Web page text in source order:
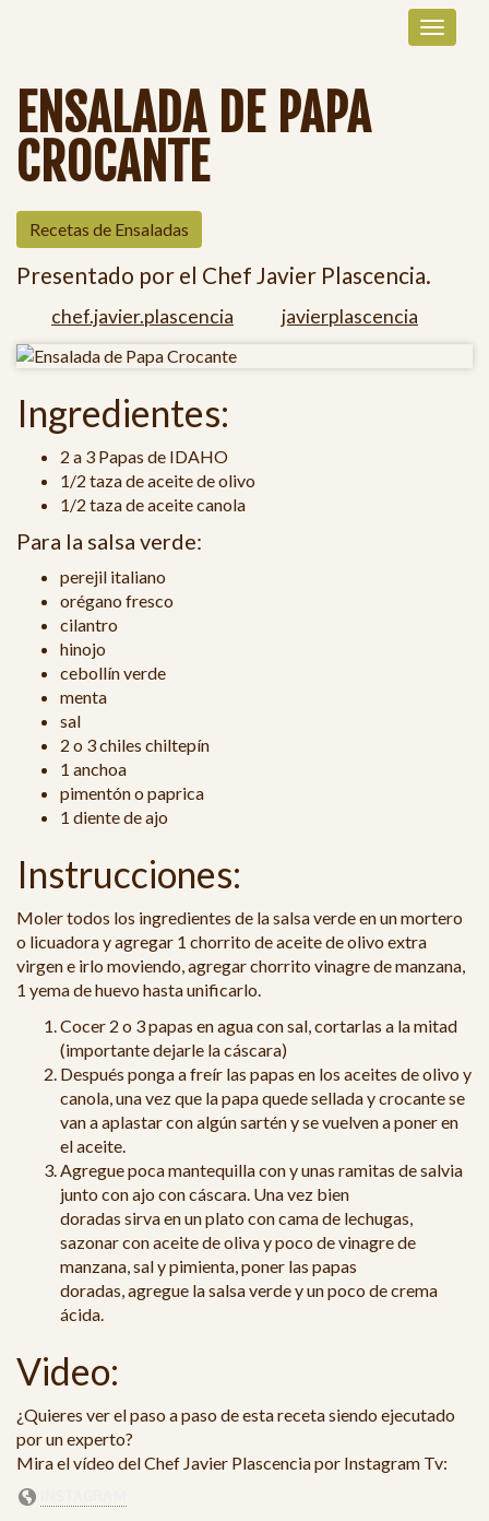
ENSALADA DE PAPA
CROCANTE
Recetas de Ensaladas
Presentado por el Chef Javier Plascencia.
chef.javier.plascencia javierplascencia
Ingredientes:
2 a 3 Papas de IDAHO
1/2 taza de aceite de olivo
1/2 taza de aceite canola
Para la salsa verde:
perejil italiano
orégano fresco
cilantro
hinojo
cebollín verde
menta
sal
2 o 3 chiles chiltepín
1 anchoa
pimentón o paprica
1 diente de ajo
Instrucciones:
Moler todos los ingredientes de la salsa verde en un mortero
o licuadora y agregar 1 chorrito de aceite de olivo extra
virgen e irlo moviendo, agregarchorritovinagre de manzana,
1 yema de huevohasta unificarlo.
Cocer 2 o 3 papas en agua con sal, cortarlas a la mitad
(importante dejarle la cáscara)
Después ponga afreír las papas en los aceites de olivo y
canola, una vez que la papa quede sellada y crocantese
van a aplastar con algún sartén y se vuelven a poner en
el aceite.
Agreguepoca mantequilla con y unas ramitas de salvia
junto con ajo concáscara. Una vez bien
doradas sirvaen un plato con cama de lechugas,
sazonar con aceite de oliva y poco de vinagre de
manzana, sal y pimienta, poner las papas
doradas,agregue la salsa verde y un poco de crema
ácida.
Video:
¿Quieres ver el paso a paso de esta receta siendo ejecutado
por un experto?
Mira el vídeo del Chef Javier Plascenciapor Instagram Tv: